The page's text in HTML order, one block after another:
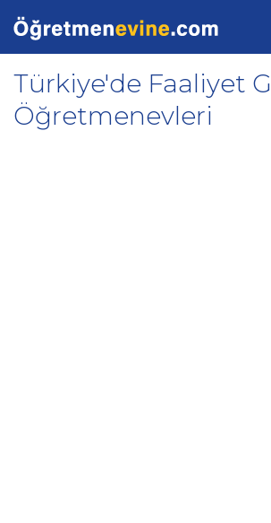
Türkiye'de Faaliyet
Öğretmenevleri